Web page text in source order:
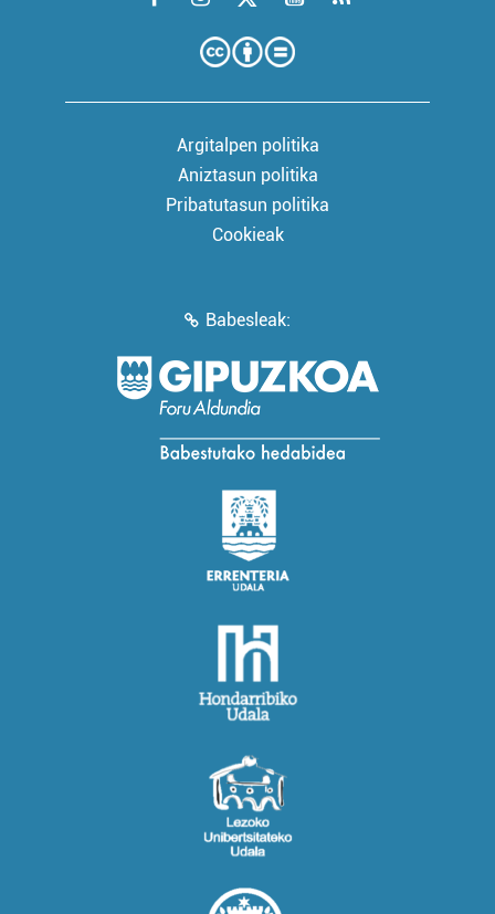
Argitalpen politika
Aniztasun politika
Pribatutasun politika
Cookieak
Babesleak: